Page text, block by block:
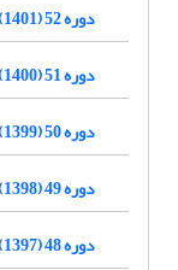
دوره 52 (1401)
دوره 51 (1400)
دوره 50 (1399)
دوره 49 (1398)
دوره 48 (1397)